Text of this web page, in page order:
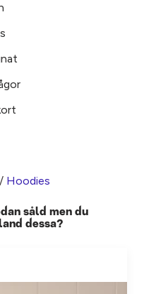
/ Hoodies
såld men du
dessa?